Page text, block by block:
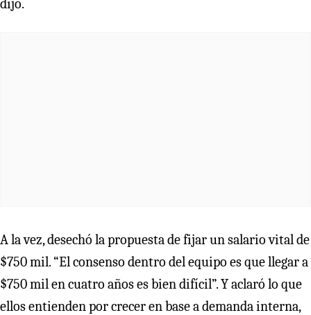
dijo.
A la vez, desechó la propuesta de fijar un salario vital de
$750 mil. “El consenso dentro del equipo es que llegar a
$750 mil en cuatro años es bien difícil”. Y aclaró lo que
ellos entienden por crecer en base a demanda interna,